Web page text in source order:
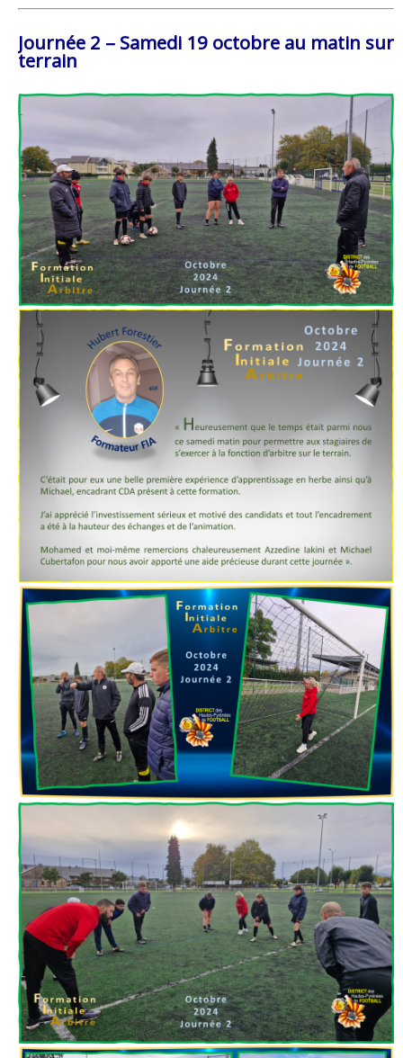
Journée 2 – Samedi 19 octobre au matin sur
terrain